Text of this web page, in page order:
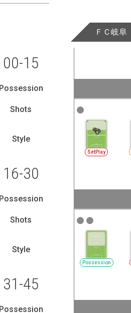
ＦＣ岐阜
00-15
Possession
Shots
Style
SetPlay
16-30
Possession
Shots
Style
Possession
31-45
Possession